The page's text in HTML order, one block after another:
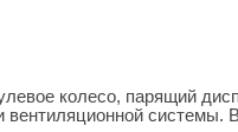
колесо, парящий
системы.